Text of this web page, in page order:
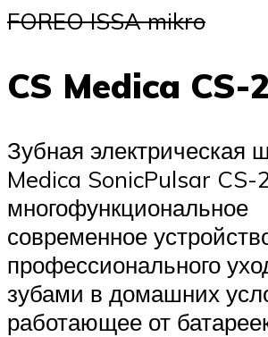
FOREO ISSA mikro
CS Medica CS-
Зубная электрическая
Medica SonicPulsar CS-
многофункциональное
современное
профессионального
зубами в домашних
работающее от